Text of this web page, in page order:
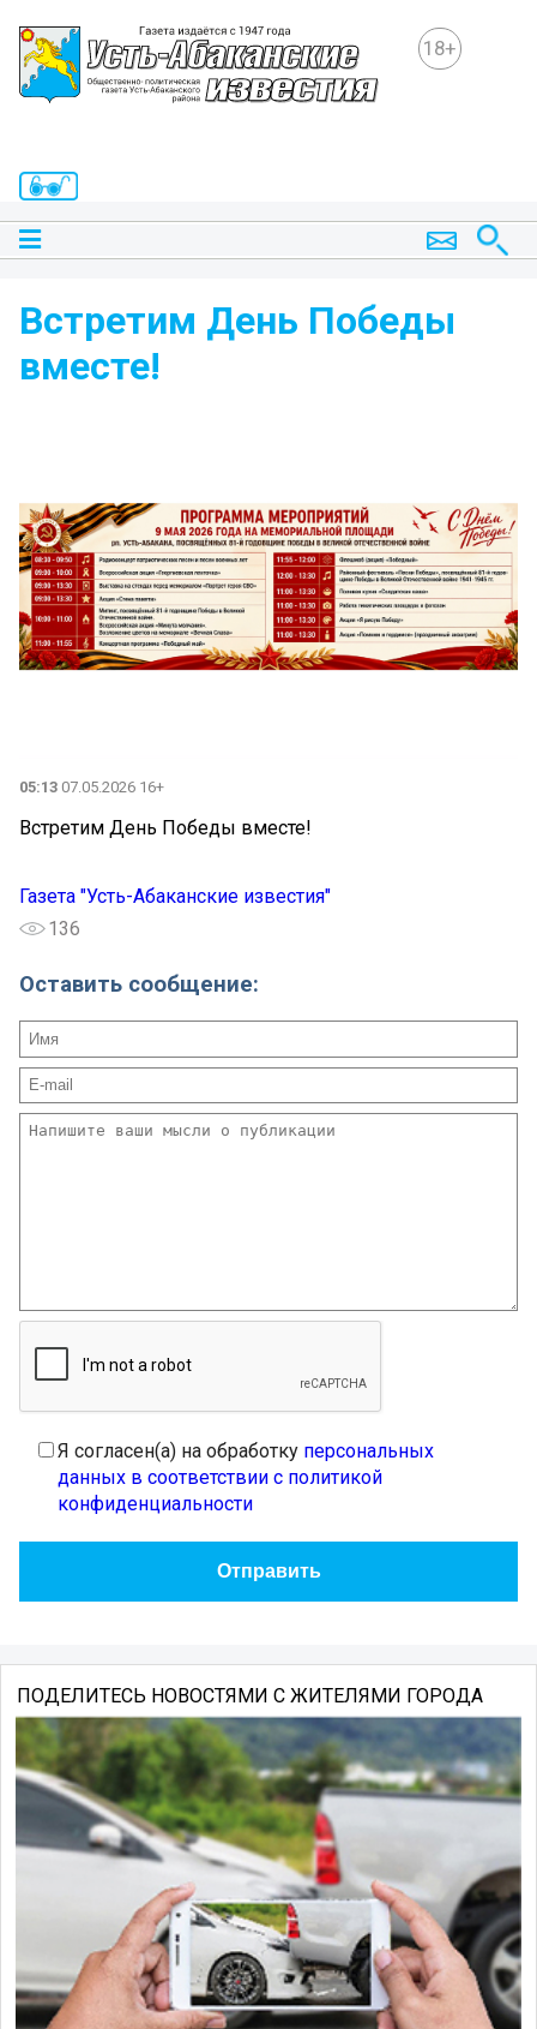
18+
Встретим День Победы
вместе!
05:13 07.05.2026 16+
Встретим День Победы вместе!
Газета "Усть-Абаканские известия"
136
Оставить сообщение:
Я согласен(а) на обработку персональных
данных в соответствии с политикой
конфиденциальности
ПОДЕЛИТЕСЬ НОВОСТЯМИ С ЖИТЕЛЯМИ ГОРОДА